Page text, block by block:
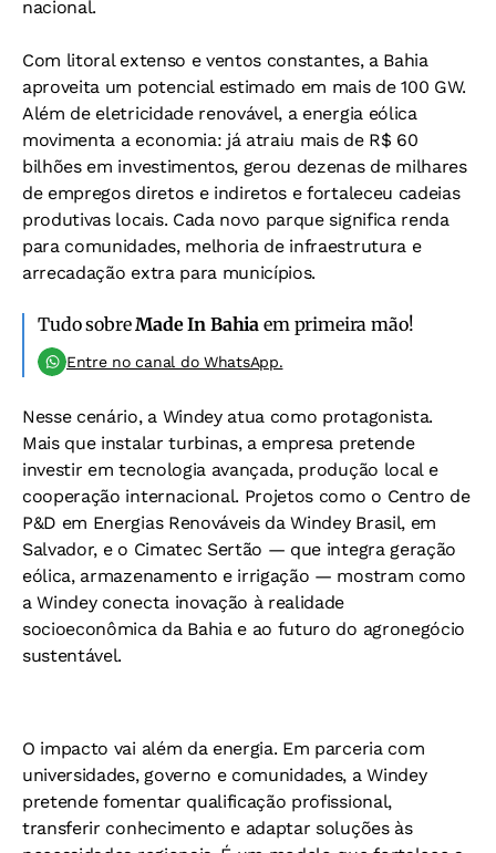
nacional.
Com litoral extenso e ventos constantes, a Bahia
aproveita um potencial estimado em mais de 100 GW.
Além de eletricidade renovável, a energia eólica
movimenta a economia: já atraiu mais de R$ 60
bilhões em investimentos, gerou dezenas de milhares
de empregos diretos e indiretos e fortaleceu cadeias
produtivas locais. Cada novo parque significa renda
para comunidades, melhoria de infraestrutura e
arrecadação extra para municípios.
Tudo sobreMade In Bahia em primeira mão!
Entre no canal do WhatsApp.
Nesse cenário, a Windey atua como protagonista.
Mais que instalar turbinas, a empresa pretende
investir em tecnologia avançada, produção local e
cooperação internacional. Projetos como o Centro de
P&D em Energias Renováveis da Windey Brasil, em
Salvador, e o Cimatec Sertão — que integra geração
eólica, armazenamento e irrigação — mostram como
a Windey conecta inovação à realidade
socioeconômica da Bahia e ao futuro do agronegócio
sustentável.
O impacto vai além da energia. Em parceria com
universidades, governo e comunidades, a Windey
pretende fomentar qualificação profissional,
transferir conhecimento e adaptar soluções às